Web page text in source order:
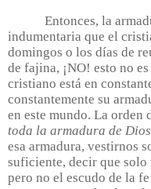
Entonces, la
indumentaria que el
domingos o los días de
de fajina, ¡NO! esto no
cristiano está en
constantemente su
en este mundo. La orden
toda la armadura de
esa armadura, vestirnos
suficiente, decir que solo
pero no el escudo de la